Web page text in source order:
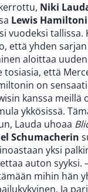
Niki
Lewis
vuodeksi tallissa.
että yhden
aloittaa
tosiasia, että
on
kanssa meillä
ykkösissä.
Lauda uhoaa
Schumacherin
yksi
auton syyksi.
mihin hän
Ja